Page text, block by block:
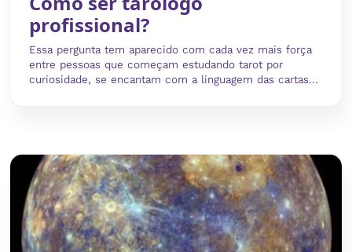
profissional?
Essa pergunta tem aparecido com cada vez mais força
entre pessoas que começam estudando tarot por
curiosidade, se encantam com a linguagem das cartas...